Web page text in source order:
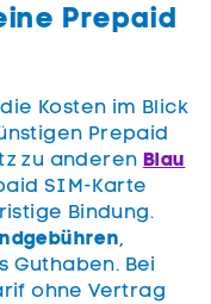
Prepaid
Kosten im Blick
Prepaid
zu anderen Blau
SIM-Karte
Bindung.
,
Guthaben. Bei
ohne Vertrag